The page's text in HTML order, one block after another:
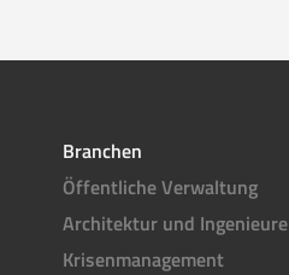
Branchen
Öffentliche Verwaltung
Architektur und Ingenieure
Krisenmanagement